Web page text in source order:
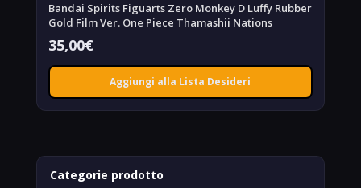
Bandai Spirits Figuarts Zero Monkey D Luffy Rubber
Gold Film Ver. One Piece Thamashii Nations
35,00€
Aggiungi alla Lista Desideri
Categorie prodotto